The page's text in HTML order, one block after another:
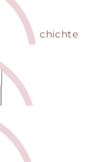
Geschichte